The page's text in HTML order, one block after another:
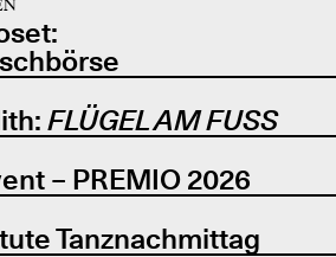
FLÜGEL AM FUSS
– PREMIO 2026
Tanznachmittag